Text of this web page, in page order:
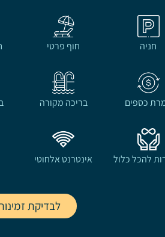
חניה חוף פרטי
כספים בריכה מקורה
להכל כלול אינטרנט אלחוטי
לבדיקת